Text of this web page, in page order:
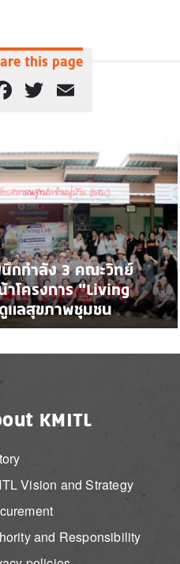
this page
Facebook
Twitter
กกำลัง 3 คณะวิทย์
โครงการ “Living
แลสุขภาพชุมชน
KMITL
Vision and Strategy
and Responsibility